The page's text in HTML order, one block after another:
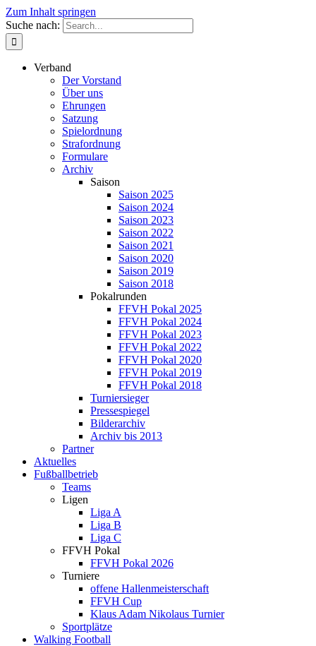
Zum Inhalt springen
Suche nach:
Verband
Der Vorstand
Über uns
Ehrungen
Satzung
Spielordnung
Strafordnung
Formulare
Archiv
Saison
Saison 2025
Saison 2024
Saison 2023
Saison 2022
Saison 2021
Saison 2020
Saison 2019
Saison 2018
Pokalrunden
FFVH Pokal 2025
FFVH Pokal 2024
FFVH Pokal 2023
FFVH Pokal 2022
FFVH Pokal 2020
FFVH Pokal 2019
FFVH Pokal 2018
Turniersieger
Pressespiegel
Bilderarchiv
Archiv bis 2013
Partner
Aktuelles
Fußballbetrieb
Teams
Ligen
Liga A
Liga B
Liga C
FFVH Pokal
FFVH Pokal 2026
Turniere
offene Hallenmeisterschaft
FFVH Cup
Klaus Adam Nikolaus Turnier
Sportplätze
Walking Football